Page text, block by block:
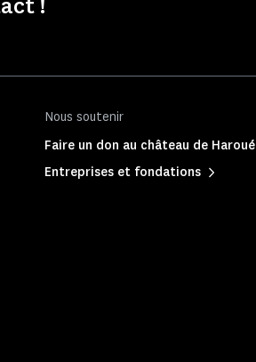
!
Nous soutenir
Faire un don au château de Haroué
Entreprises et fondations